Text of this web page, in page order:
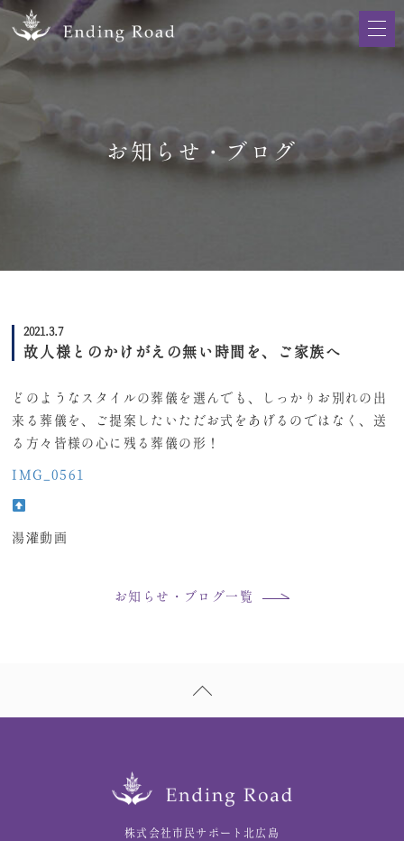
お知らせ・ブログ
2021.3.7
故人様とのかけがえの無い時間を、ご家族へ
どのようなスタイルの葬儀を選んでも、しっかりお別れの出
来る葬儀を、ご提案したいただお式をあげるのではなく、送
る方々皆様の心に残る葬儀の形！
IMG_0561
湯灌動画
お知らせ・ブログ一覧
株式会社市民サポート北広島